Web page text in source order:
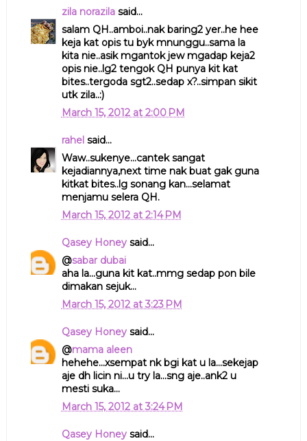
zila norazilasaid...
salam QH..amboi..nak baring2 yer..he hee
keja kat opis tu byk mnunggu..sama la
kita nie..asik mgantok jew mgadap keja2
opis nie..lg2 tengok QH punya kit kat
bites..tergoda sgt2..sedap x?..simpan sikit
utk zila..:)
March 15, 2012 at 2:00 PM
rahelsaid...
Waw..sukenye...cantek sangat
kejadiannya,next time nak buat gak guna
kitkat bites..lg sonang kan...selamat
menjamu selera QH.
March 15, 2012 at 2:14 PM
Qasey Honeysaid...
@sabar dubai
aha la...guna kit kat..mmg sedap pon bile
dimakan sejuk...
March 15, 2012 at 3:23 PM
Qasey Honeysaid...
@mama aleen
hehehe...xsempat nk bgi kat u la...sekejap
aje dh licin ni...u try la...sng aje..ank2 u
mesti suka...
March 15, 2012 at 3:24 PM
Qasey Honeysaid...